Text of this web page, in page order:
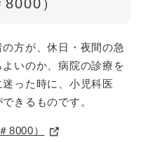
）
方が、休日・夜間の急
いのか、病院の診療を
った時に、小児科医
きるものです。
8000）